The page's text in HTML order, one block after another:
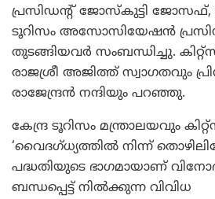
പ്രസിഡന്റ് ജോസ്‌കുട്ടി
ടൂറിസം അസോസിയേഷന്‍
തുടങ്ങിയവര്‍ സംബന്ധിച്ചു.
രാജശ്രീ അജിത്ത് സ്വാഗതവും
രാജേന്ദ്രന്‍ നന്ദിയും പറഞ്ഞു.
കേന്ദ്ര ടൂറിസം മന്ത്രാലയവും
‘വൈദഗ്ധ്യത്തില്‍ നിന്ന്
പദ്ധതിയുടെ ഭാഗമായാണ്
ബന്ധപ്പെട്ട് നില്‍ക്കുന്ന വിവിധ